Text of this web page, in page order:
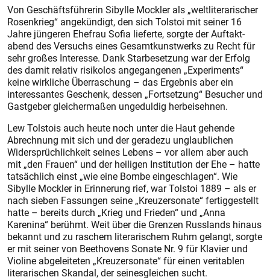
Von Geschäftsführerin Sibylle Mockler als „weltliterarischer
Rosenkrieg“ angekündigt, den sich Tolstoi mit seiner 16
Jahre jüngeren Ehefrau Sofia lieferte, sorgte der Auftakt­
abend des Versuchs eines Gesamtkunstwerks zu Recht für
sehr großes Interesse. Dank Starbesetzung war der Erfolg
des damit relativ risikolos angegangenen „Experiments“
keine wirkliche Überraschung – das Ergebnis aber ein
interessantes Geschenk, dessen „Fortsetzung“ Besucher und
Gastgeber gleichermaßen ungeduldig herbeisehnen.
Lew Tolstois auch heute noch unter die Haut gehende
Abrechnung mit sich und der geradezu unglaublichen
Widersprüchlichkeit seines Lebens – vor allem aber auch
mit „den Frauen“ und der heiligen Institution der Ehe – hatte
tatsächlich einst „wie eine Bombe eingeschlagen“. Wie
Sibylle Mockler in Erinnerung rief, war Tolstoi 1889 – als er
nach sieben Fassungen seine „Kreuzersonate“ fertiggestellt
hatte – bereits durch „Krieg und Frieden“ und „Anna
Karenina“ berühmt. Weit über die Grenzen Russlands hinaus
bekannt und zu raschem literarischem Ruhm gelangt, sorgte
er mit seiner von Beethovens Sonate Nr. 9 für Klavier und
Violine abgeleiteten „Kreuzersonate“ für einen veritablen
literarischen Skandal, der seinesgleichen sucht.